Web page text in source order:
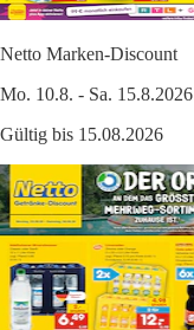
Netto Marken-Discount
Mo. 10.8. - Sa. 15.8.2026
Gültig bis 15.08.2026